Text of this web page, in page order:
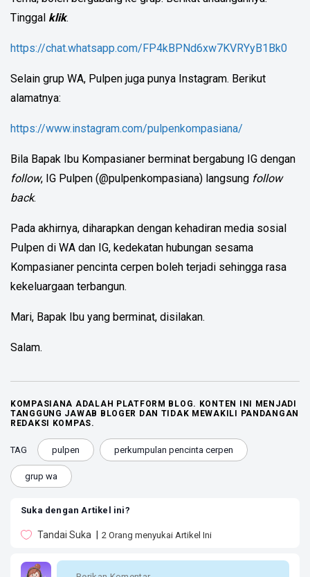
Tinggal klik.
https://chat.whatsapp.com/FP4kBPNd6xw7KVRYyB1Bk0
Selain grup WA, Pulpen juga punya Instagram. Berikut
alamatnya:
https://www.instagram.com/pulpenkompasiana/
Bila Bapak Ibu Kompasianer berminat bergabung IG dengan
follow, IG Pulpen (@pulpenkompasiana) langsung follow
back.
Pada akhirnya, diharapkan dengan kehadiran media sosial
Pulpen di WA dan IG, kedekatan hubungan sesama
Kompasianer pencinta cerpen boleh terjadi sehingga rasa
kekeluargaan terbangun.
Mari, Bapak Ibu yang berminat, disilakan.
Salam.
KOMPASIANA ADALAH PLATFORM BLOG. KONTEN INI MENJADI
TANGGUNG JAWAB BLOGER DAN TIDAK MEWAKILI PANDANGAN
REDAKSI KOMPAS.
TAG pulpen perkumpulan pencinta cerpen
grup wa
Suka dengan Artikel ini?
Tandai Suka 2 Orang menyukai Artikel Ini